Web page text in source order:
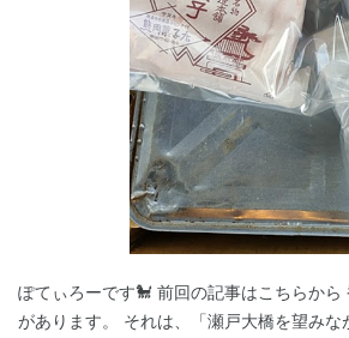
ぽてぃろーです🐩 前回の記事はこちらか
があります。 それは、「瀬戸大橋を望み